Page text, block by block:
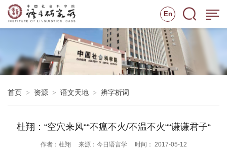
En
首页 > 资源 > 语文天地 > 辨字析词
杜翔：“空穴来风““不瘟不火/不温不火““谦谦君子“
作者：杜翔 来源：今日语言学 时间： 2017-05-12